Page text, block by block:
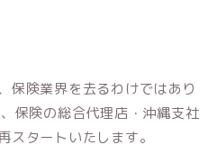
保険業界を去るわけではあり
保険の総合代理店・沖縄支社
スタートいたします。